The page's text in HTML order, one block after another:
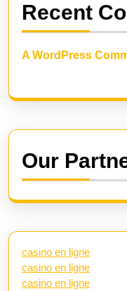
Recent
A WordPress
Our
casino en ligne
casino en ligne
casino en ligne